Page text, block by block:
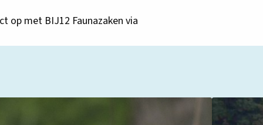
op met BIJ12 Faunazaken via
meer